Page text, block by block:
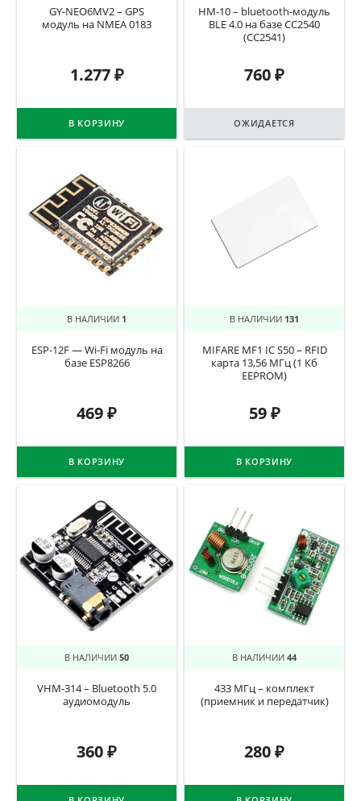
GY-NEO6MV2 – GPS
модуль на NMEA 0183
1.277₽
В КОРЗИНУ
HM-10 – bluetooth-модуль
BLE 4.0 на базе CC2540
(CC2541)
760₽
ОЖИДАЕТСЯ
В НАЛИЧИИ 1
ESP-12F — Wi-Fi модуль на
базе ESP8266
469₽
В КОРЗИНУ
В НАЛИЧИИ 131
MIFARE MF1 IC S50 – RFID
карта 13,56 МГц (1 Кб
EEPROM)
59₽
В КОРЗИНУ
В НАЛИЧИИ 50
VHM-314 – Bluetooth 5.0
аудиомодуль
360₽
В НАЛИЧИИ 44
433 МГц – комплект
(приемник и передатчик)
280₽